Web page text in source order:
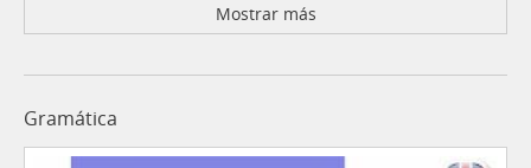
Mostrar más
Gramática